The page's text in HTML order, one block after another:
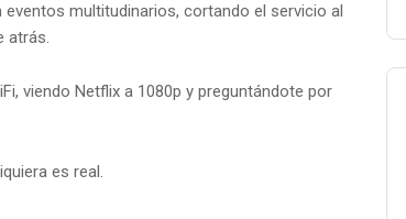
multitudinarios, cortando el servicio al
atrás.
viendo Netflix a 1080p y preguntándote por
es real.